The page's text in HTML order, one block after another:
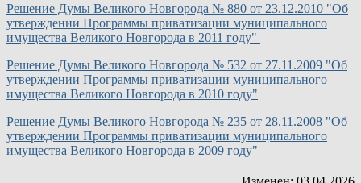
Решение Думы Великого Новгорода № 880 от 23.12.2010 "Об
утверждении Программы приватизации муниципального
имущества Великого Новгорода в 2011 году"
Решение Думы Великого Новгорода № 532 от 27.11.2009 "Об
утверждении Программы приватизации муниципального
имущества Великого Новгорода в 2010 году"
Решение Думы Великого Новгорода № 235 от 28.11.2008 "Об
утверждении Программы приватизации муниципального
имущества Великого Новгорода в 2009 году"